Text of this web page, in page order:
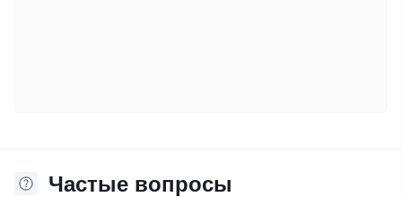
Частые вопросы